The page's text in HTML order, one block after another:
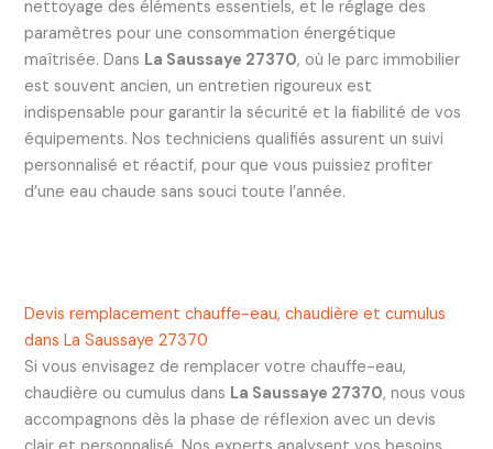
nettoyage des éléments essentiels, et le réglage des
paramètres pour une consommation énergétique
maîtrisée. Dans La Saussaye 27370, où le parc immobilier
est souvent ancien, un entretien rigoureux est
indispensable pour garantir la sécurité et la fiabilité de vos
équipements. Nos techniciens qualifiés assurent un suivi
personnalisé et réactif, pour que vous puissiez profiter
d’une eau chaude sans souci toute l’année.
Devis remplacement chauffe-eau, chaudière et cumulus
dans La Saussaye 27370
Si vous envisagez de remplacer votre chauffe-eau,
chaudière ou cumulus dans La Saussaye 27370, nous vous
accompagnons dès la phase de réflexion avec un devis